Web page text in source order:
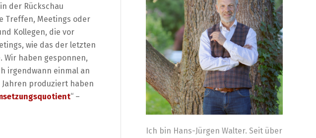
der Rückschau
Treffen, Meetings oder
Kollegen, die vor
wie das der letzten
Wir haben gesponnen,
irgendwann einmal an
produziert haben
“ –
Ich bin Hans-Jürgen Walter. Seit über